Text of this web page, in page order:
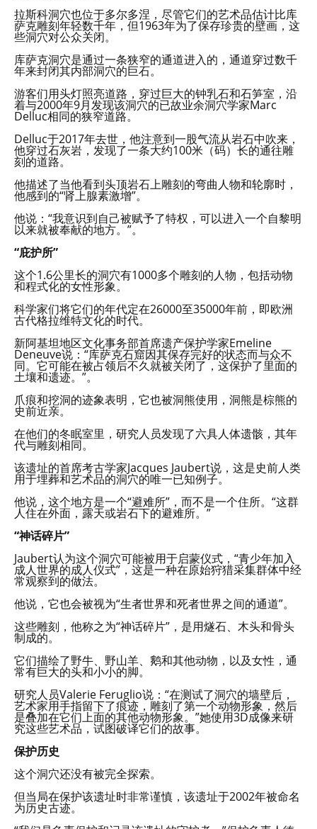
拉斯科洞穴也位于多尔多涅，尽管它们的艺术品估计比库
萨克雕刻年轻数千年，但1963年为了保存珍贵的壁画，这
些洞穴对公众关闭。
库萨克洞穴是通过一条狭窄的通道进入的，通道穿过数千
年来封闭其内部洞穴的巨石。
游客们用头灯照亮道路，穿过巨大的钟乳石和石笋室，沿
着与2000年9月发现该洞穴的已故业余洞穴学家Marc
Delluc相同的狭窄道路。
Delluc于2017年去世，他注意到一股气流从岩石中吹来，
他穿过石灰岩，发现了一条大约100米（码）长的通往雕
刻的道路。
他描述了当他看到头顶岩石上雕刻的弯曲人物和轮廓时，
他感到的“肾上腺素激增”。
他说：“我意识到自己被赋予了特权，可以进入一个自黎明
以来就被奉献的地方。”。
“庇护所”
这个1.6公里长的洞穴有1000多个雕刻的人物，包括动物
和程式化的女性形象。
科学家们将它们的年代定在26000至35000年前，即欧洲
古代格拉维特文化的时代。
新阿基坦地区文化事务部首席遗产保护学家Emeline
Deneuve说：“库萨克石窟因其保存完好的状态而与众不
同。它可能在被占领后不久就被关闭了，这保护了里面的
土壤和遗迹。”。
爪痕和挖洞的迹象表明，它也被洞熊使用，洞熊是棕熊的
史前近亲。
在他们的冬眠室里，研究人员发现了六具人体遗骸，其年
代与雕刻相同。
该遗址的首席考古学家Jacques Jaubert说，这是史前人类
用于埋葬和艺术品的洞穴的唯一已知例子。
他说，这个地方是一个“避难所”，而不是一个住所。“这群
人住在外面，露天或岩石下的避难所。”
“神话碎片”
Jaubert认为这个洞穴可能被用于启蒙仪式，“青少年加入
成人世界的成人仪式”，这是一种在原始狩猎采集群体中经
常观察到的做法。
他说，它也会被视为“生者世界和死者世界之间的通道”。
这些雕刻，他称之为“神话碎片”，是用燧石、木头和骨头
制成的。
它们描绘了野牛、野山羊、鹅和其他动物，以及女性，通
常有巨大的头和小小的脚。
研究人员Valerie Feruglio说：“在测试了洞穴的墙壁后，
艺术家用手指留下了痕迹，雕刻了第一个动物形象，然后
是叠加在它们上面的其他动物形象。”她使用3D成像来研
究这些艺术品，试图破译它们的故事。
保护历史
这个洞穴还没有被完全探索。
但当局在保护该遗址时非常谨慎，该遗址于2002年被命名
为历史古迹。